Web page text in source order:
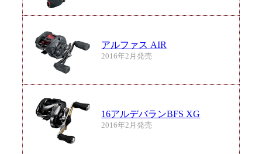
アルファス AIR
2016年2月発売
16アルデバランBFS XG
2016年2月発売